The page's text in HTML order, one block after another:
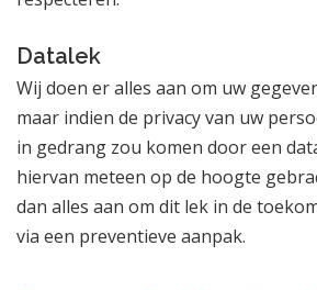
Datalek
Wij doen er alles aan om uw
maar indien de privacy van uw
in gedrang zou komen door een
hiervan meteen op de hoogte
dan alles aan om dit lek in de
via een preventieve aanpak.